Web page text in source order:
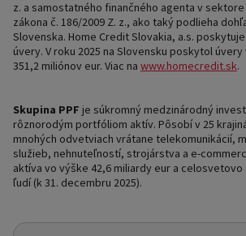
z. a samostatného finančného agenta v
zákona č. 186/2009 Z. z., ako taký podlieha
Slovenska. Home Credit Slovakia, a.s.
úvery. V roku 2025 na Slovensku poskytol
351,2 miliónov eur. Viac na www.homecredit.sk.
Skupina PPF je súkromný medzinárodný
rôznorodým portfóliom aktív. Pôsobí v 25
mnohých odvetviach vrátane telekomunikácií,
služieb, nehnuteľností, strojárstva a e-
aktíva vo výške 42,6 miliardy eur a
ľudí (k 31. decembru 2025).